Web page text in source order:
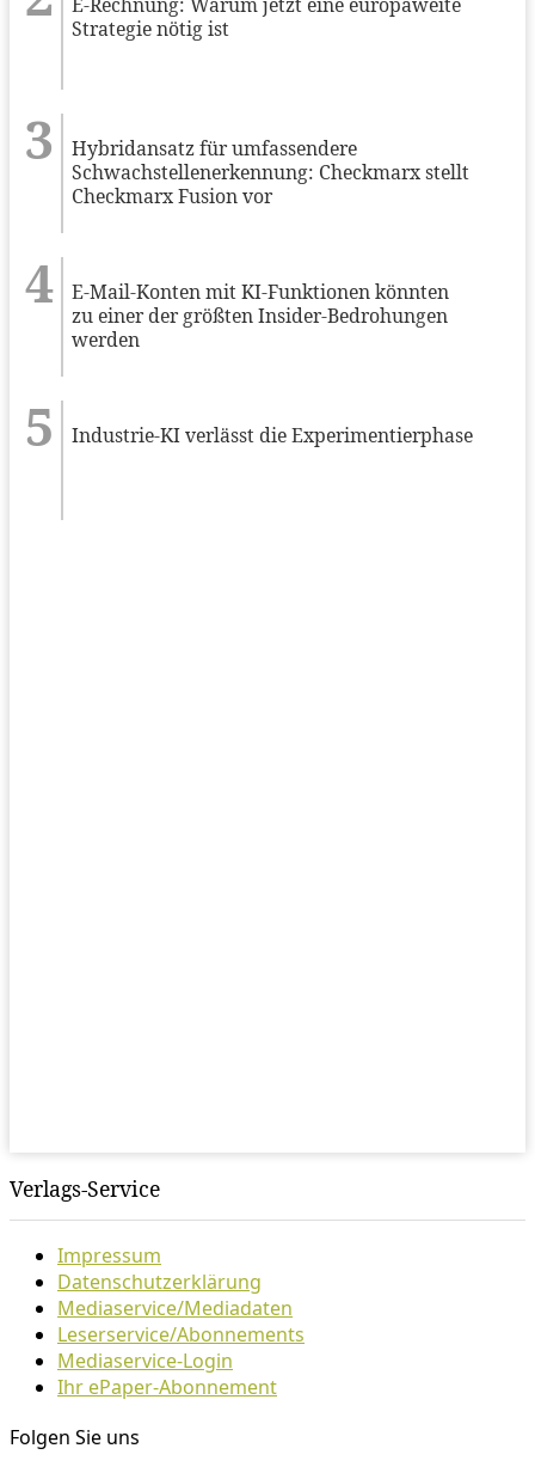
Strategie nötig ist
Hybridansatz für umfassendere
Schwachstellenerkennung: Checkmarx stellt
Checkmarx Fusion vor
E-Mail-Konten mit KI-Funktionen könnten
zu einer der größten Insider-Bedrohungen
werden
Industrie-KI verlässt die Experimentierphase
Verlags-Service
Impressum
Datenschutzerklärung
Mediaservice/Mediadaten
Leserservice/Abonnements
Mediaservice-Login
Ihr ePaper-Abonnement
Folgen Sie uns